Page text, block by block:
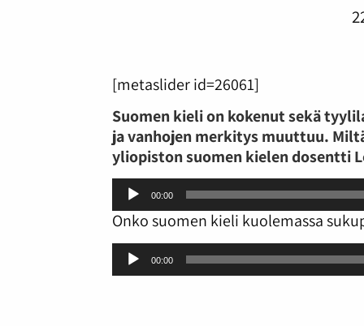
[metaslider id=26061]
Suomen kieli on kokenut sekä
ja vanhojen merkitys muuttuu.
yliopiston suomen kielen dosentti
Äänitoistin
00:00
Onko suomen kieli kuolemassa
Äänitoistin
00:00